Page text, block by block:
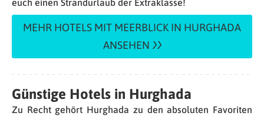
euch einen Strandurlaub der Extraklasse!
MEHR HOTELS MIT MEERBLICK IN HURGHADA
ANSEHEN
Günstige Hotels in Hurghada
Zu Recht gehört Hurghada zu den absoluten Favoriten